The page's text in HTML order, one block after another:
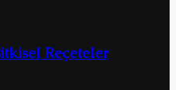
Reçeteler